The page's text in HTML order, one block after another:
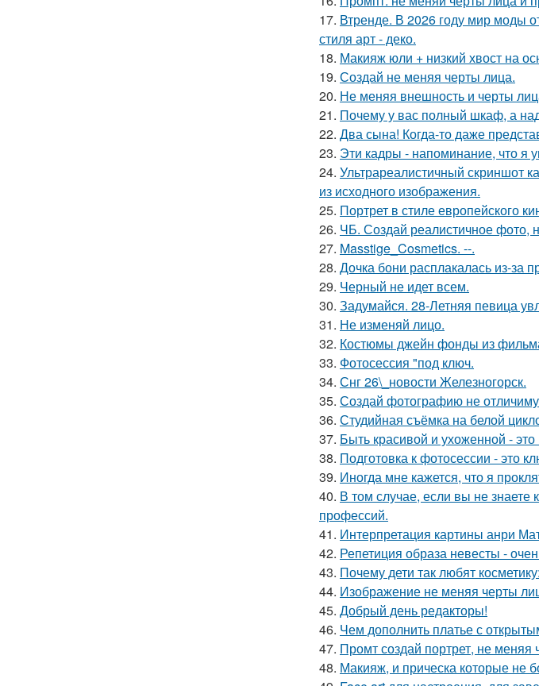
17. Втренде. В 2026 году мир моды
стиля арт - деко.
18. Макияж юли + низкий хвост на
19. Создай не меняя черты лица.
20. Не меняя внешность и черты
21. Почему у вас полный шкаф, а
22. Два сына! Когда-то даже
23. Эти кадры - напоминание, что я
24. Ультрареалистичный скриншот
из исходного изображения.
25. Портрет в стиле европейского
26. ЧБ. Создай реалистичное фото,
27. Masstige_Cosmetics. --.
28. Дочка бони расплакалась из-за
29. Черный не идет всем.
30. Задумайся. 28-Летняя певица
31. Не изменяй лицо.
32. Костюмы джейн фонды из
33. Фотосессия "под ключ.
34. Снг 26\_новости Железногорск.
35. Создай фотографию не
36. Студийная съёмка на белой
37. Быть красивой и ухоженной -
38. Подготовка к фотосессии - это
39. Иногда мне кажется, что я
40. В том случае, если вы не знаете
профессий.
41. Интерпретация картины анри
42. Репетиция образа невесты -
43. Почему дети так любят
44. Изображение не меняя черты
45. Добрый день редакторы!
46. Чем дополнить платье с
47. Промт создай портрет, не меняя
48. Макияж, и прическа которые не